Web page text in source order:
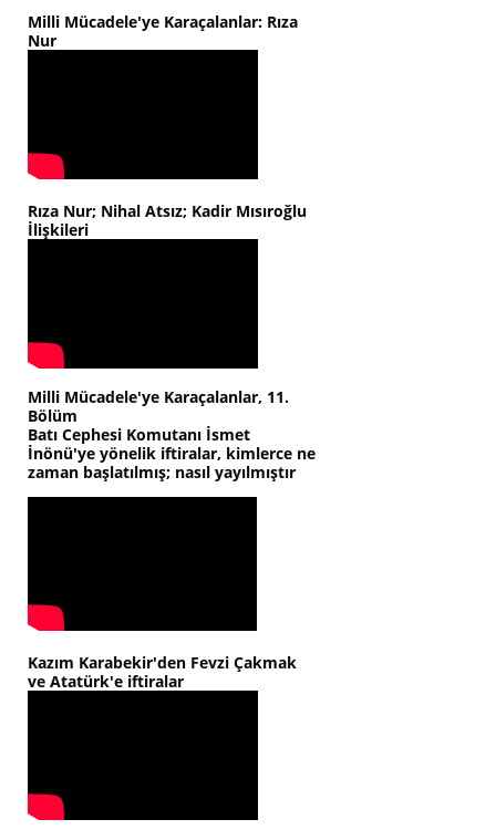
Milli Mücadele'ye Karaçalanlar: Rıza
Nur
Rıza Nur; Nihal Atsız; Kadir Mısıroğlu
İlişkileri
Milli Mücadele'ye Karaçalanlar, 11.
Bölüm
Batı Cephesi Komutanı İsmet
İnönü'ye yönelik iftiralar, kimlerce ne
zaman başlatılmış; nasıl yayılmıştır
Kazım Karabekir'den Fevzi Çakmak
ve Atatürk'e iftiralar